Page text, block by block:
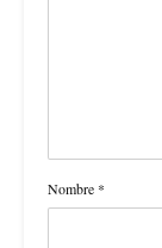
Nombre *